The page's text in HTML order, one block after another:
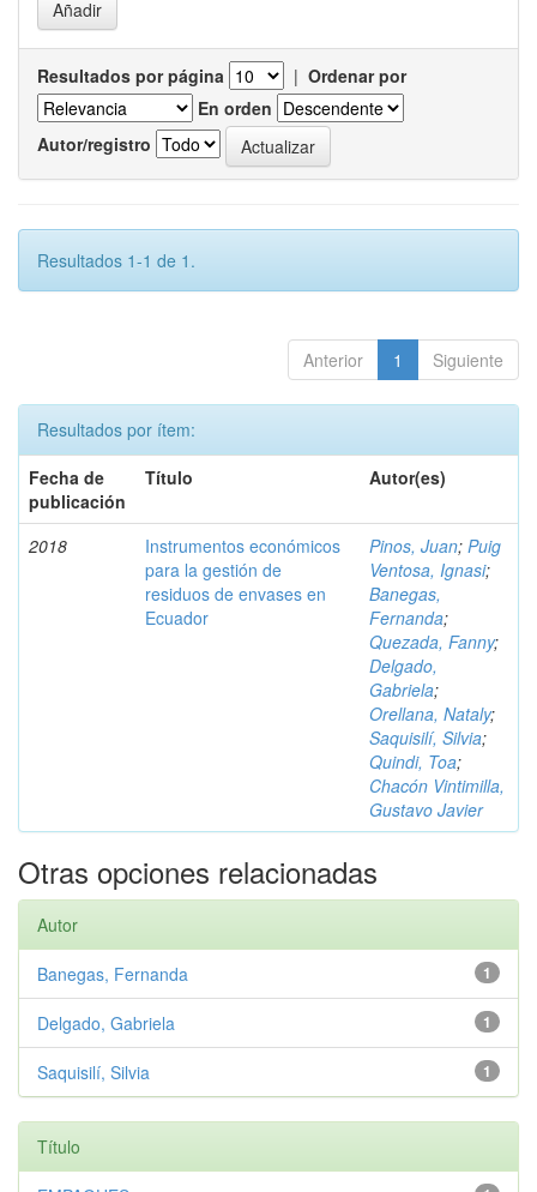
Resultados por página | Ordenar por
En orden
Autor/registro
Resultados 1-1 de 1.
Anterior 1 Siguiente
Resultados por ítem:
Fecha de
publicación
Título Autor(es)
2018
Instrumentos económicos
para la gestión de
residuos de envases en
Ecuador
Pinos, Juan; Puig
Ventosa, Ignasi;
Banegas,
Fernanda;
Quezada, Fanny;
Delgado,
Gabriela;
Orellana, Nataly;
Saquisilí, Silvia;
Quindi, Toa;
Chacón Vintimilla,
Gustavo Javier
Otras opciones relacionadas
Autor
1
Banegas, Fernanda
1
Delgado, Gabriela
1
Saquisilí, Silvia
Título